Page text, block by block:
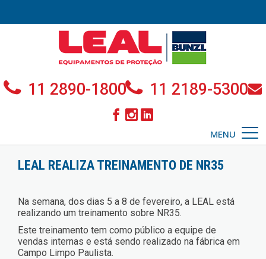
11 2890-1800 11 2189-5300
MENU
LEAL REALIZA TREINAMENTO DE NR35
Na semana, dos dias 5 a 8 de fevereiro, a LEAL está
realizando um treinamento sobre NR35.
Este treinamento tem como público a equipe de
vendas internas e está sendo realizado na fábrica em
Campo Limpo Paulista.